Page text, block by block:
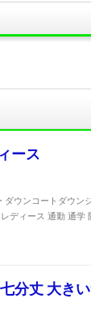
ース
ウンコートダウン
ディース 通勤 通学
分丈 大き